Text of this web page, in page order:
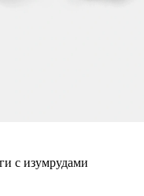
с изумрудами